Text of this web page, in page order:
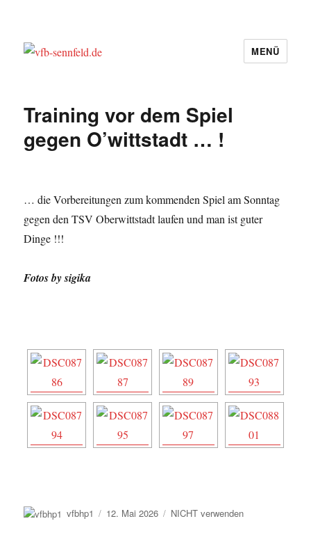
MENÜ
Training vor dem Spiel
gegen O’wittstadt … !
… die Vorbereitungen zum kommenden Spiel am Sonntag
gegen den TSV Oberwittstadt laufen und man ist guter
Dinge !!!
Fotos by sigika
Autor
vfbhp1
Veröffentlicht
12. Mai 2026 Kategorien
NICHT verwenden